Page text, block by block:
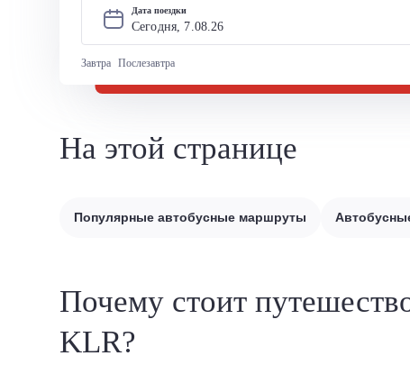
Дата поездки
Сегодня, 7.08.26
Завтра Послезавтра
На этой странице
Популярные автобусные маршруты
Почему стоит
KLR?